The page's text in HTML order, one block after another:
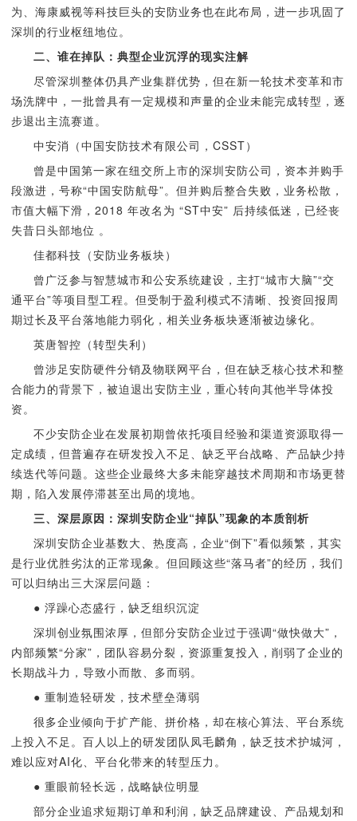
为、海康威视等科技巨头的安防业务也在此布局，进一步巩固了
深圳的行业枢纽地位。
二、谁在掉队：典型企业沉浮的现实注解
尽管深圳整体仍具产业集群优势，但在新一轮技术变革和市
场洗牌中，一批曾具有一定规模和声量的企业未能完成转型，逐
步退出主流赛道。
中安消（中国安防技术有限公司，CSST）
曾是中国第一家在纽交所上市的深圳安防公司，资本并购手
段激进，号称“中国安防航母”。但并购后整合失败，业务松散，
市值大幅下滑，2018 年改名为 “ST中安” 后持续低迷，已经丧
失昔日头部地位 。
佳都科技（安防业务板块）
曾广泛参与智慧城市和公安系统建设，主打“城市大脑”“交
通平台”等项目型工程。但受制于盈利模式不清晰、投资回报周
期过长及平台落地能力弱化，相关业务板块逐渐被边缘化。
英唐智控（转型失利）
曾涉足安防硬件分销及物联网平台，但在缺乏核心技术和整
合能力的背景下，被迫退出安防主业，重心转向其他半导体投
资。
不少安防企业在发展初期曾依托项目经验和渠道资源取得一
定成绩，但普遍存在研发投入不足、缺乏平台战略、产品缺少持
续迭代等问题。这些企业最终大多未能穿越技术周期和市场更替
期，陷入发展停滞甚至出局的境地。
三、深层原因：深圳安防企业“掉队”现象的本质剖析
深圳安防企业基数大、热度高，企业“倒下”看似频繁，其实
是行业优胜劣汰的正常现象。但回顾这些“落马者”的经历，我们
可以归纳出三大深层问题：
● 浮躁心态盛行，缺乏组织沉淀
深圳创业氛围浓厚，但部分安防企业过于强调“做快做大”，
内部频繁“分家”，团队容易分裂，资源重复投入，削弱了企业的
长期战斗力，导致小而散、多而弱。
● 重制造轻研发，技术壁垒薄弱
很多企业倾向于扩产能、拼价格，却在核心算法、平台系统
上投入不足。百人以上的研发团队凤毛麟角，缺乏技术护城河，
难以应对AI化、平台化带来的转型压力。
● 重眼前轻长远，战略缺位明显
部分企业追求短期订单和利润，缺乏品牌建设、产品规划和